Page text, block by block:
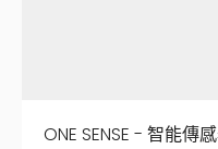
ONE SENSE - 智能傳